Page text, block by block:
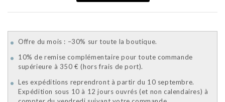
Offre du mois : –30% sur toute la boutique.
10% de remise complémentaire pour toute commande
supérieure à 350 € (hors frais de port).
Les expéditions reprendront à partir du 10 septembre.
Expédition sous 10 à 12 jours ouvrés (et non calendaires) à